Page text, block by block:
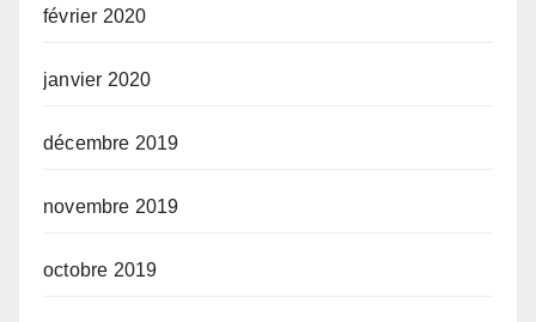
février 2020
janvier 2020
décembre 2019
novembre 2019
octobre 2019